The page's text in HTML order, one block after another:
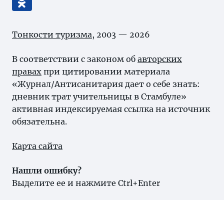
Тонкости туризма, 2003 — 2026
В соответствии с законом об авторских
правах при цитировании материала
«Журнал/Антисанитария дает о себе знать:
дневник трат учительницы в Стамбуле»
активная индексируемая ссылка на источник
обязательна.
Карта сайта
Нашли ошибку?
Выделите ее и нажмите Ctrl+Enter